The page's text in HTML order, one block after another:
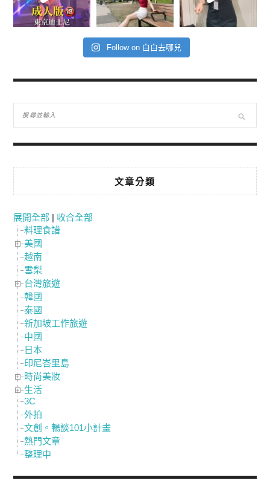
Follow on 白白去哪兒
文章分類
展開全部 | 收合全部
料理食譜
美國
越南
雪梨
台灣旅遊
韓國
泰國
新加坡工作旅遊
中國
日本
印尼峇里島
時尚美妝
生活
3C
外拍
文創。暢談101小計畫
熱門文章
整理中